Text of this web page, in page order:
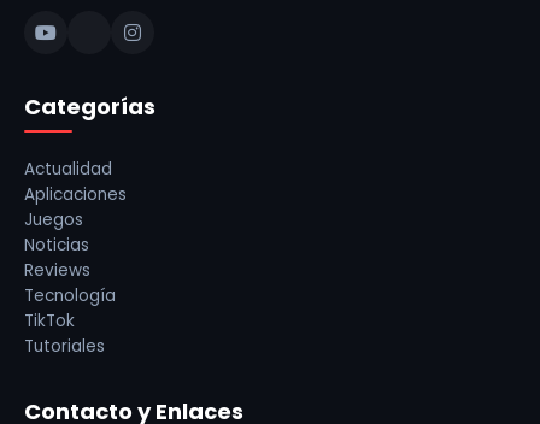
Categorías
Actualidad
Aplicaciones
Juegos
Noticias
Reviews
Tecnología
TikTok
Tutoriales
Contacto y Enlaces